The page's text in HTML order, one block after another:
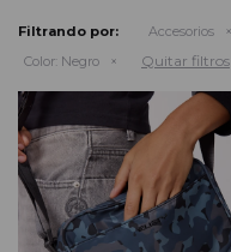
Filtrando por: Accesorios
Color: Negro Quitar filtros